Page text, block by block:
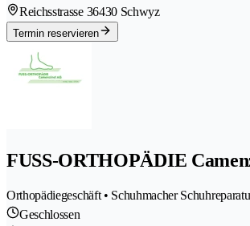
Reichsstrasse 36430 Schwyz
Termin reservieren
FUSS-ORTHOPÄDIE
Orthopädiegeschäft • Schuhmacher
Geschlossen